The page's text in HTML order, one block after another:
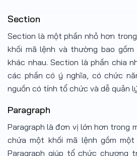
Section
Section là một phần nhỏ hơn
khối mã lệnh và thường bao
khác nhau. Section là phần chia
các phần có ý nghĩa, có chức
nguồn có tính tổ chức và dễ quản
Paragraph
Paragraph là đơn vị lớn hơn trong
chứa một khối mã lệnh gồm
Paragraph giúp tổ chức chương